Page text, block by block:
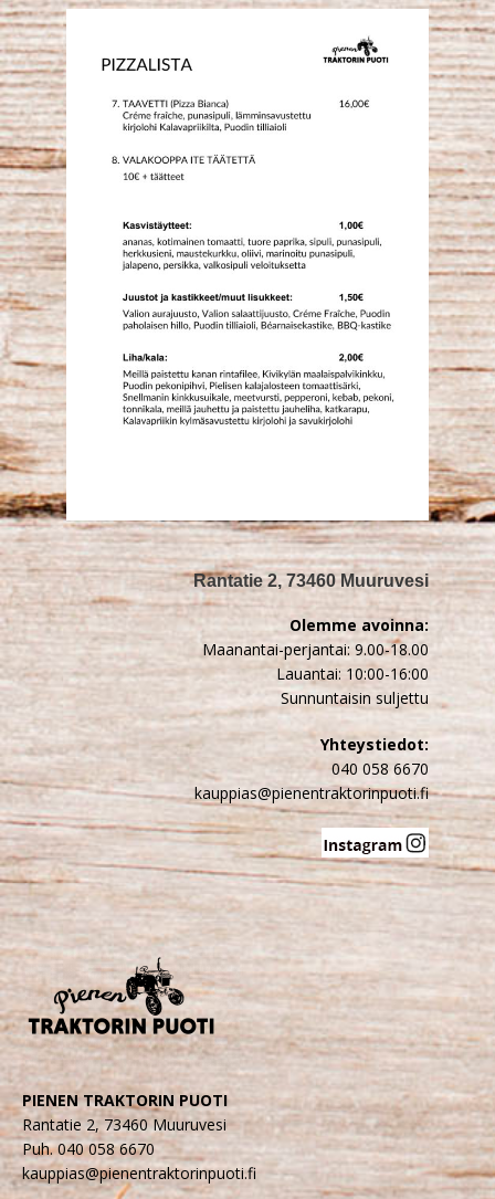
Rantatie 2, 73460 Muuruvesi
Olemme avoinna:
Maanantai-perjantai: 9.00-18.00
Lauantai: 10:00-16:00
Sunnuntaisin suljettu
Yhteystiedot:
040 058 6670
kauppias@pienentraktorinpuoti.fi
PIENEN TRAKTORIN PUOTI
Rantatie 2, 73460 Muuruvesi
Puh. 040 058 6670
kauppias@pienentraktorinpuoti.fi